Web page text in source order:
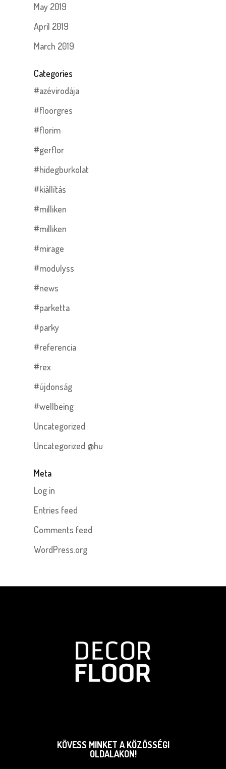
May 2019
April 2019
March 2019
Categories
#azévirodája
#floorgres
#florim
#gerflor
#hidegburkolat
#kiállítás
#milliken
#milliken
#mirage
#modulyss
#news
#parketta
#parky
#referencia
#rex
#újdonság
#wellbeing
Uncategorized
Uncategorized @hu
Meta
Log in
Entries feed
Comments feed
WordPress.org
KÖVESS MINKET A KÖZÖSSÉGI
OLDALAKON!